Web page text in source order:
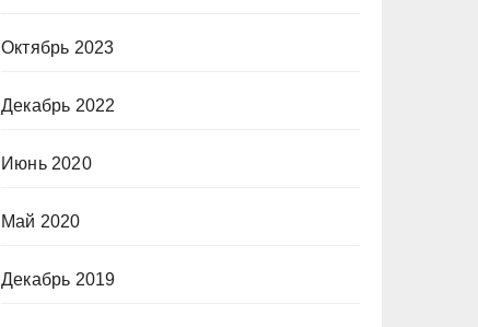
Октябрь 2023
Декабрь 2022
Июнь 2020
Май 2020
Декабрь 2019